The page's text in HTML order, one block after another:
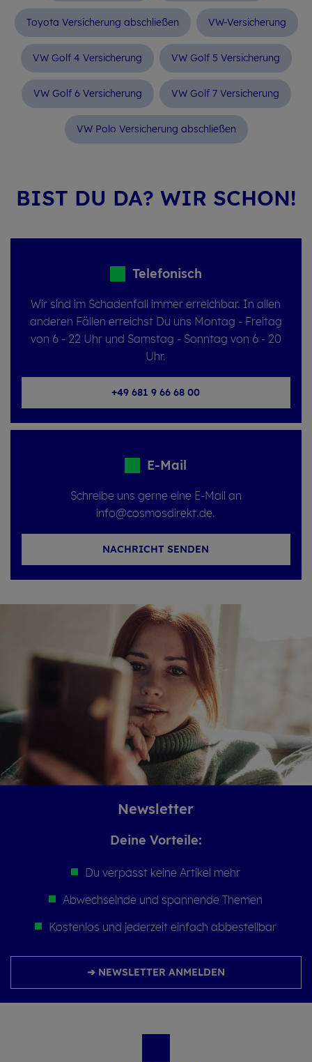
Toyota Versicherung abschließen VW-Versicherung
VW Golf 4 Versicherung VW Golf 5 Versicherung
VW Golf 6 Versicherung VW Golf 7 Versicherung
VW Polo Versicherung abschließen
BIST DU DA? WIR SCHON!
Telefonisch
Wir sind im Schadenfall immer erreichbar. In allen
anderen Fällen erreichst Du uns Montag - Freitag
von 6 - 22 Uhr und Samstag - Sonntag von 6 - 20
Uhr.
+49 681 9 66 68 00
E-Mail
Schreibe uns gerne eine E-Mail an
info@cosmosdirekt.de.
NACHRICHT SENDEN
News­let­ter
Deine Vor­tei­le:
Du verpasst keine Artikel mehr
Abwechselnde und spannende Themen
Kostenlos und jederzeit einfach abbestellbar
➔ NEWSLETTER ANMELDEN